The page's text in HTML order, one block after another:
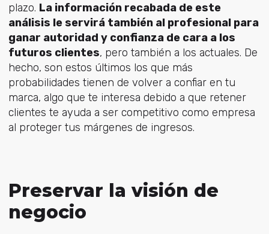
plazo. La información recabada de este
análisis le servirá también al profesional para
ganar autoridad y confianza de cara a los
futuros clientes, pero también a los actuales. De
hecho, son estos últimos los que más
probabilidades tienen de volver a confiar en tu
marca, algo que te interesa debido a que retener
clientes te ayuda a ser competitivo como empresa
al proteger tus márgenes de ingresos.
Preservar la visión de
negocio